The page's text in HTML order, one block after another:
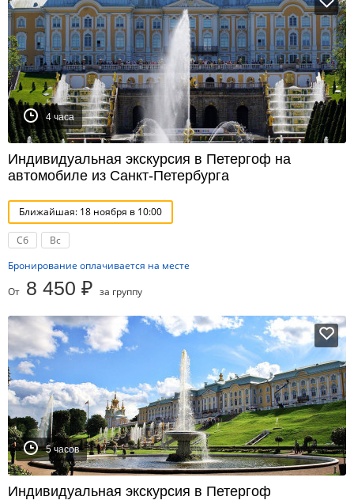
4 часа
Индивидуальная экскурсия в Петергоф на
автомобиле из Санкт-Петербурга
Ближайшая: 18 ноября в 10:00
Сб
Вс
Бронирование оплачивается на месте
От 8 450 ₽ за группу
5 часов
Индивидуальная экскурсия в Петергоф